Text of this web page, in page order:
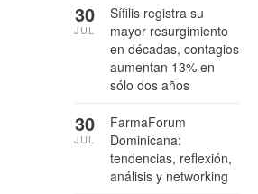
Sífilis registra su
mayor resurgimiento
en décadas, contagios
aumentan 13% en
sólo dos años
30
JUL
FarmaForum
Dominicana:
tendencias, reflexión,
análisis y networking
30
JUL